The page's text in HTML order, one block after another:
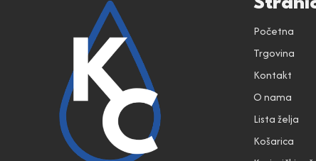
Početna
Trgovina
Kontakt
O nama
Lista želja
Košarica